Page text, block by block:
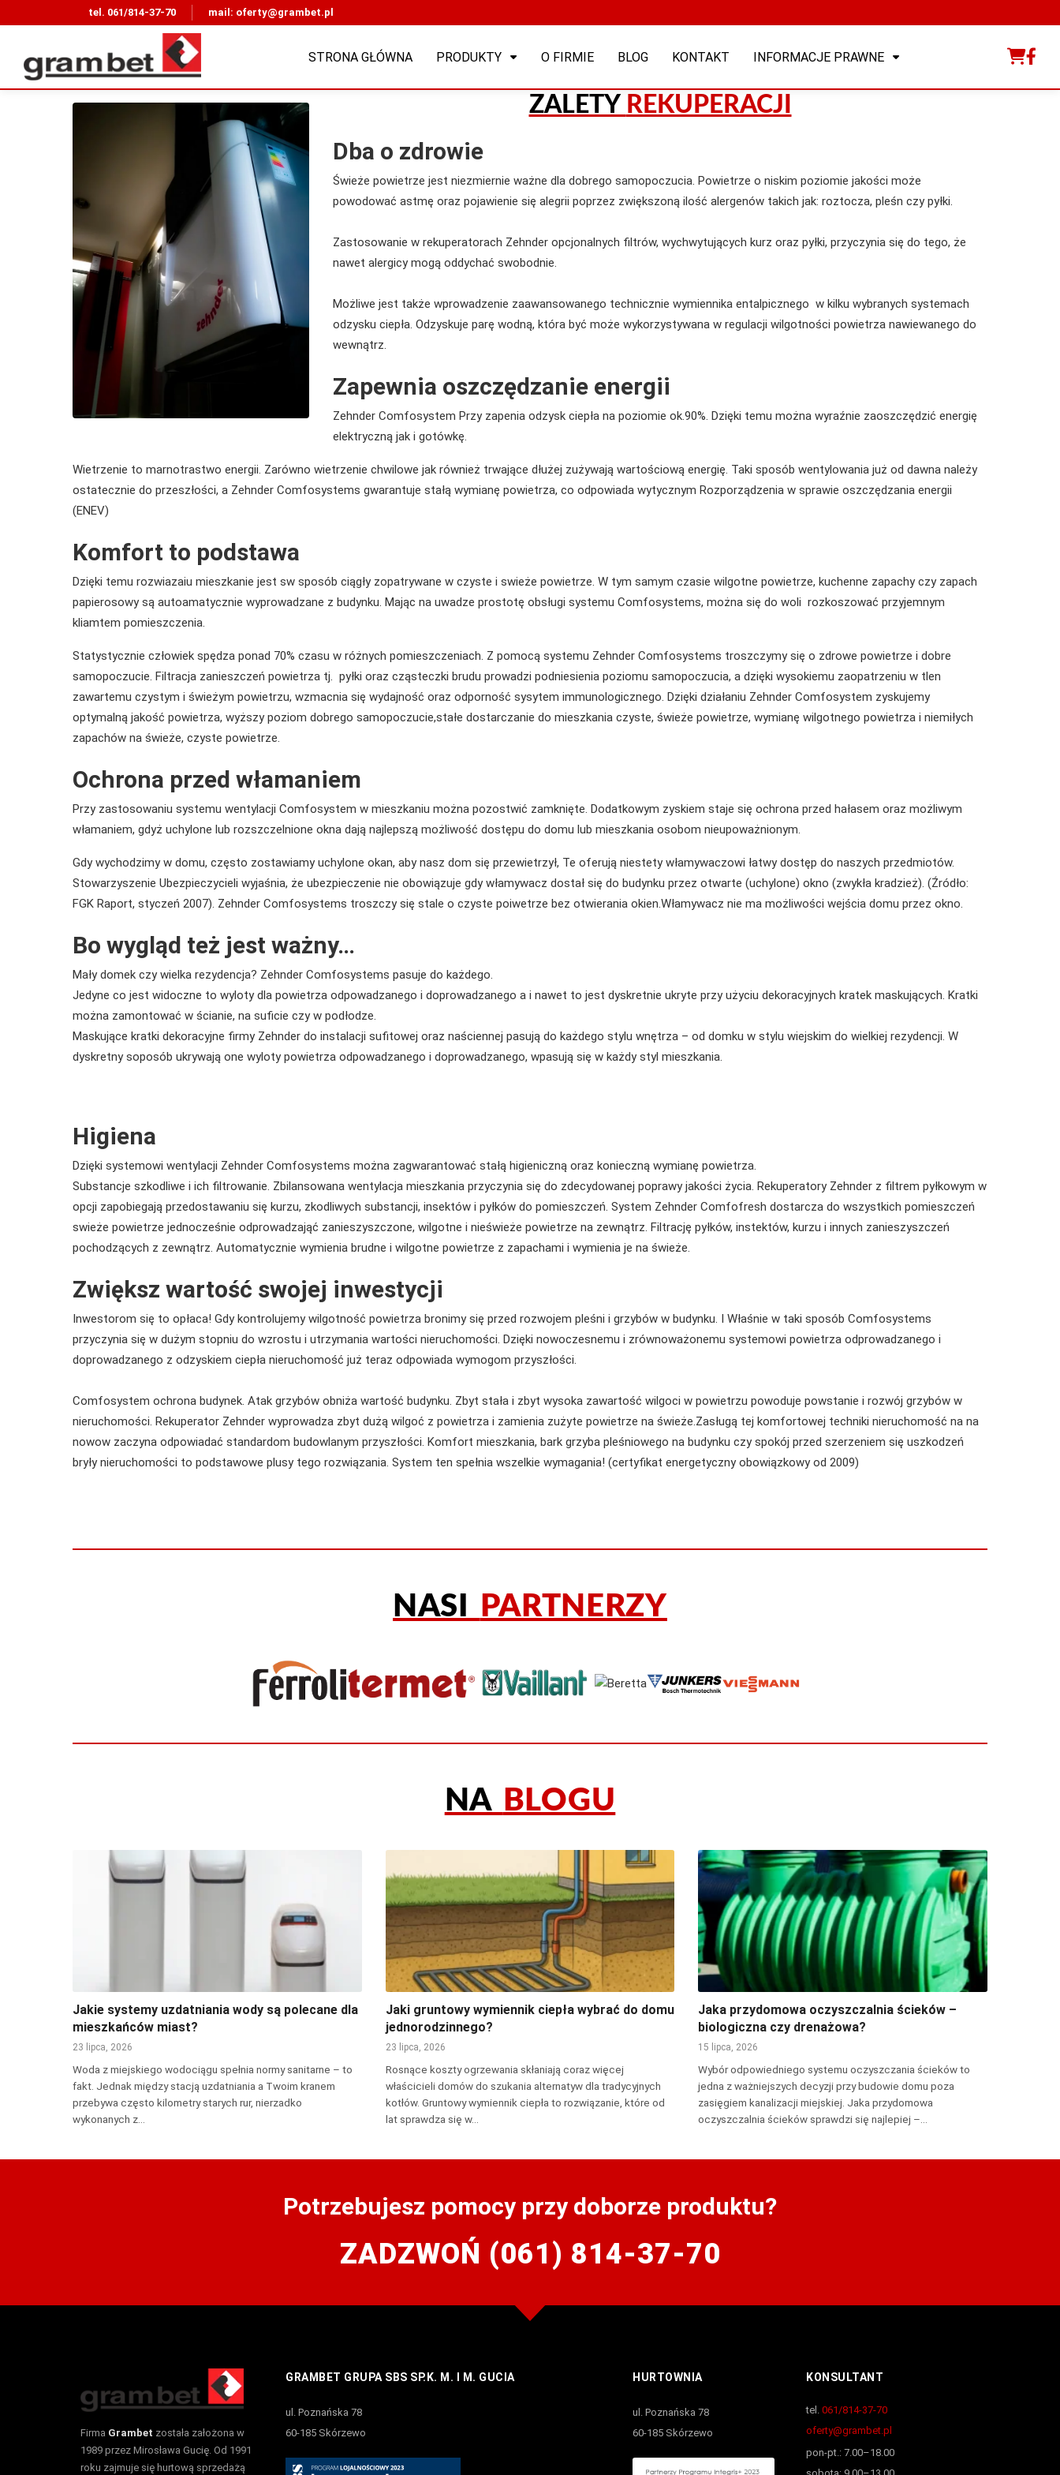
tel. 061/814-37-70 mail: oferty@grambet.pl
STRONA GŁÓWNA PRODUKTY O FIRMIE BLOG KONTAKT INFORMACJE PRAWNE
ZALETY REKUPERACJI
Dba o zdrowie
Świeże powietrze jest niezmiernie ważne dla dobrego samopoczucia. Powietrze o niskim poziomie jakości może
powodować astmę oraz pojawienie się alegrii poprzez zwiększoną ilość alergenów takich jak: roztocza, pleśn czy pyłki.
Zastosowanie w rekuperatorach Zehnder opcjonalnych filtrów, wychwytujących kurz oraz pyłki, przyczynia się do tego, że
nawet alergicy mogą oddychać swobodnie.
Możliwe jest także wprowadzenie zaawansowanego technicznie wymiennika entalpicznego w kilku wybranych systemach
odzysku ciepła. Odzyskuje parę wodną, która być może wykorzystywana w regulacji wilgotności powietrza nawiewanego do
wewnątrz.
Zapewnia oszczędzanie energii
Zehnder Comfosystem Przy zapenia odzysk ciepła na poziomie ok.90%. Dzięki temu można wyraźnie zaoszczędzić energię
elektryczną jak i gotówkę.
Wietrzenie to marnotrastwo energii. Zarówno wietrzenie chwilowe jak również trwające dłużej zużywają wartościową energię. Taki sposób wentylowania już od dawna należy
ostatecznie do przeszłości, a Zehnder Comfosystems gwarantuje stałą wymianę powietrza, co odpowiada wytycznym Rozporządzenia w sprawie oszczędzania energii
(ENEV)
Komfort to podstawa
Dzięki temu rozwiazaiu mieszkanie jest sw sposób ciągły zopatrywane w czyste i swieże powietrze. W tym samym czasie wilgotne powietrze, kuchenne zapachy czy zapach
papierosowy są autoamatycznie wyprowadzane z budynku. Mając na uwadze prostotę obsługi systemu Comfosystems, można się do woli rozkoszować przyjemnym
kliamtem pomieszczenia.
Statystycznie człowiek spędza ponad 70% czasu w różnych pomieszczeniach. Z pomocą systemu Zehnder Comfosystems troszczymy się o zdrowe powietrze i dobre
samopoczucie. Filtracja zanieszczeń powietrza tj. pyłki oraz cząsteczki brudu prowadzi podniesienia poziomu samopoczucia, a dzięki wysokiemu zaopatrzeniu w tlen
zawartemu czystym i świeżym powietrzu, wzmacnia się wydajność oraz odporność sysytem immunologicznego. Dzięki działaniu Zehnder Comfosystem zyskujemy
optymalną jakość powietrza, wyższy poziom dobrego samopoczucie,stałe dostarczanie do mieszkania czyste, świeże powietrze, wymianę wilgotnego powietrza i niemiłych
zapachów na świeże, czyste powietrze.
Ochrona przed włamaniem
Przy zastosowaniu systemu wentylacji Comfosystem w mieszkaniu można pozostwić zamknięte. Dodatkowym zyskiem staje się ochrona przed hałasem oraz możliwym
włamaniem, gdyż uchylone lub rozszczelnione okna dają najlepszą możliwość dostępu do domu lub mieszkania osobom nieupoważnionym.
Gdy wychodzimy w domu, często zostawiamy uchylone okan, aby nasz dom się przewietrzył, Te oferują niestety włamywaczowi łatwy dostęp do naszych przedmiotów.
Stowarzyszenie Ubezpieczycieli wyjaśnia, że ubezpieczenie nie obowiązuje gdy włamywacz dostał się do budynku przez otwarte (uchylone) okno (zwykła kradzież). (Źródło:
FGK Raport, styczeń 2007). Zehnder Comfosystems troszczy się stale o czyste poiwetrze bez otwierania okien.Włamywacz nie ma możliwości wejścia domu przez okno.
Bo wygląd też jest ważny…
Mały domek czy wielka rezydencja? Zehnder Comfosystems pasuje do każdego.
Jedyne co jest widoczne to wyloty dla powietrza odpowadzanego i doprowadzanego a i nawet to jest dyskretnie ukryte przy użyciu dekoracyjnych kratek maskujących. Kratki
można zamontować w ścianie, na suficie czy w podłodze.
Maskujące kratki dekoracyjne firmy Zehnder do instalacji sufitowej oraz naściennej pasują do każdego stylu wnętrza – od domku w stylu wiejskim do wielkiej rezydencji. W
dyskretny soposób ukrywają one wyloty powietrza odpowadzanego i doprowadzanego, wpasują się w każdy styl mieszkania.
Higiena
Dzięki systemowi wentylacji Zehnder Comfosystems można zagwarantować stałą higieniczną oraz konieczną wymianę powietrza.
Substancje szkodliwe i ich filtrowanie. Zbilansowana wentylacja mieszkania przyczynia się do zdecydowanej poprawy jakości życia. Rekuperatory Zehnder z filtrem pyłkowym w
opcji zapobiegają przedostawaniu się kurzu, zkodliwych substancji, insektów i pyłków do pomieszczeń. System Zehnder Comfofresh dostarcza do wszystkich pomieszczeń
swieże powietrze jednocześnie odprowadzająć zanieszyszczone, wilgotne i nieświeże powietrze na zewnątrz. Filtrację pyłków, instektów, kurzu i innych zanieszyszczeń
pochodzących z zewnątrz. Automatycznie wymienia brudne i wilgotne powietrze z zapachami i wymienia je na świeże.
Zwiększ wartość swojej inwestycji
Inwestorom się to opłaca! Gdy kontrolujemy wilgotność powietrza bronimy się przed rozwojem pleśni i grzybów w budynku. I Właśnie w taki sposób Comfosystems
przyczynia się w dużym stopniu do wzrostu i utrzymania wartości nieruchomości. Dzięki nowoczesnemu i zrównoważonemu systemowi powietrza odprowadzanego i
doprowadzanego z odzyskiem ciepła nieruchomość już teraz odpowiada wymogom przyszłości.
Comfosystem ochrona budynek. Atak grzybów obniża wartość budynku. Zbyt stała i zbyt wysoka zawartość wilgoci w powietrzu powoduje powstanie i rozwój grzybów w
nieruchomości. Rekuperator Zehnder wyprowadza zbyt dużą wilgoć z powietrza i zamienia zużyte powietrze na świeże.Zasługą tej komfortowej techniki nieruchomość na na
nowow zaczyna odpowiadać standardom budowlanym przyszłości. Komfort mieszkania, bark grzyba pleśniowego na budynku czy spokój przed szerzeniem się uszkodzeń
bryły nieruchomości to podstawowe plusy tego rozwiązania. System ten spełnia wszelkie wymagania! (certyfikat energetyczny obowiązkowy od 2009)
NASI PARTNERZY
NA BLOGU
Jakie systemy uzdatniania wody są polecane dla
mieszkańców miast?
23 lipca, 2026
Woda z miejskiego wodociągu spełnia normy sanitarne – to
fakt. Jednak między stacją uzdatniania a Twoim kranem
przebywa często kilometry starych rur, nierzadko
wykonanych z…
Jaki gruntowy wymiennik ciepła wybrać do domu
jednorodzinnego?
23 lipca, 2026
Rosnące koszty ogrzewania skłaniają coraz więcej
właścicieli domów do szukania alternatyw dla tradycyjnych
kotłów. Gruntowy wymiennik ciepła to rozwiązanie, które od
lat sprawdza się w…
Jaka przydomowa oczyszczalnia ścieków –
biologiczna czy drenażowa?
15 lipca, 2026
Wybór odpowiedniego systemu oczyszczania ścieków to
jedna z ważniejszych decyzji przy budowie domu poza
zasięgiem kanalizacji miejskiej. Jaka przydomowa
oczyszczalnia ścieków sprawdzi się najlepiej –…
Potrzebujesz pomocy przy doborze produktu?
ZADZWOŃ (061) 814-37-70
Firma Grambet została założona w
1989 przez Mirosława Gucię. Od 1991
roku zajmuje się hurtową sprzedażą
GRAMBET GRUPA SBS SP.K. M. I M. GUCIA
ul. Poznańska 78
60-185 Skórzewo
HURTOWNIA
ul. Poznańska 78
60-185 Skórzewo
KONSULTANT
tel. 061/814-37-70
oferty@grambet.pl
pon-pt.: 7.00–18.00